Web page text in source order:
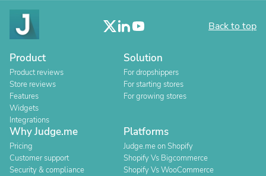
Back to top
Product
Product reviews
Store reviews
Features
Widgets
Integrations
Solution
For dropshippers
For starting stores
For growing stores
Why Judge.me
Pricing
Customer support
Security & compliance
Platforms
Judge.me on Shopify
Shopify Vs Bigcommerce
Shopify Vs WooCommerce